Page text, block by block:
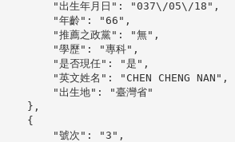
        "出生年月日": "037\/05\/18",
        "年齡": "66",
        "推薦之政黨": "無",
        "學歷": "專科",
        "是否現任": "是",
        "英文姓名": "CHEN CHENG NAN",
        "出生地": "臺灣省"
    },
    {
        "號次": "3",